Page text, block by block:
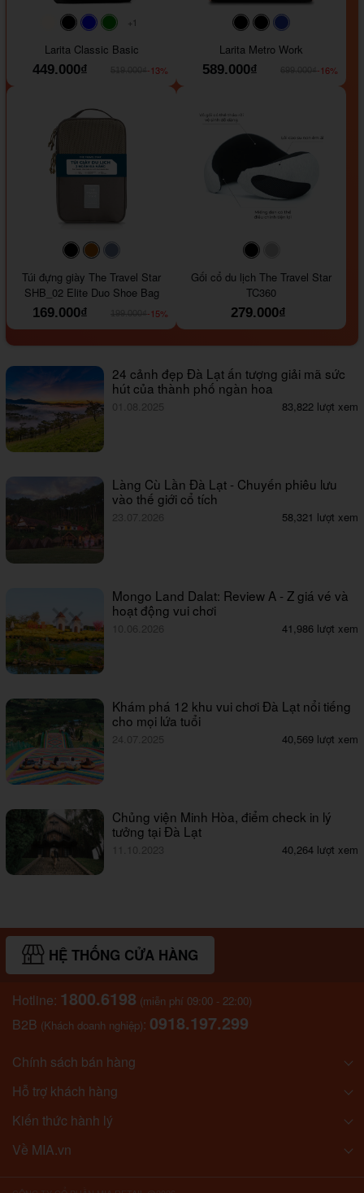
#faf0e6
#000000#0000FF#008000
+1
Larita Classic Basic
449.000₫
-13%
#000000#000000
Larita Metro Work
589.000₫
-16%
#000000#964B00
Túi đựng giày The Travel Star
SHB_02 Elite Duo Shoe Bag
169.000₫
-15%
#000000
Gối cổ du lịch The Travel Star
TC360
279.000₫
24 cảnh đẹp Đà Lạt ấn tượng giải mã sức
hút của thành phố ngàn hoa
01.08.2025 83,822 lượt xem
Làng Cù Lần Đà Lạt - Chuyến phiêu lưu
vào thế giới cổ tích
23.07.2026 58,321 lượt xem
Mongo Land Dalat: Review A - Z giá vé và
hoạt động vui chơi
10.06.2026 41,986 lượt xem
Khám phá 12 khu vui chơi Đà Lạt nổi tiếng
cho mọi lứa tuổi
24.07.2025 40,569 lượt xem
Chủng viện Minh Hòa, điểm check in lý
tưởng tại Đà Lạt
11.10.2023 40,264 lượt xem
HỆ THỐNG CỬA HÀNG
Hotline: 1800.6198 (miễn phí 09:00 - 22:00)
B2B (Khách doanh nghiệp): 0918.197.299
Chính sách bán hàng
Hỗ trợ khách hàng
Kiến thức hành lý
Về MIA.vn